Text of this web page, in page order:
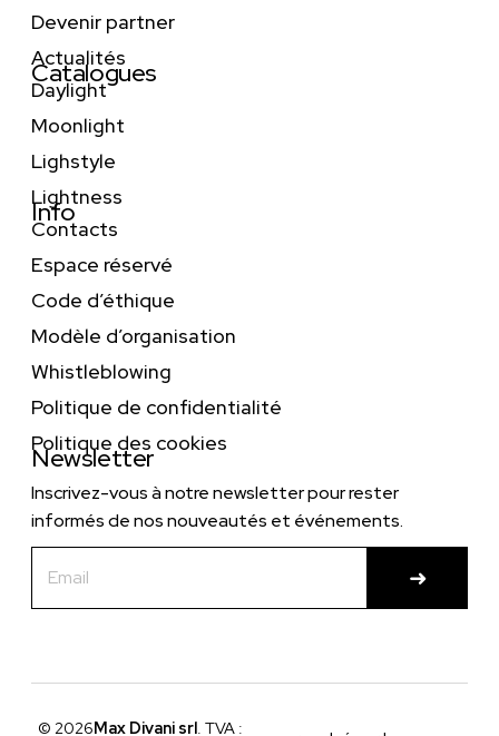
Devenir partner
Actualités
Catalogues
Daylight
Moonlight
Lighstyle
Lightness
Info
Contacts
Espace réservé
Code d’éthique
Modèle d’organisation
Whistleblowing
Politique de confidentialité
Politique des cookies
Newsletter
Inscrivez-vous à notre newsletter pour rester
informés de nos nouveautés et événements.
© 2026Max Divani srl . TVA :